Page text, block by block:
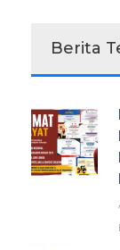
Berita